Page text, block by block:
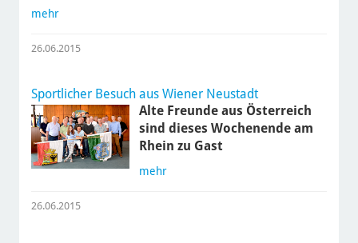
mehr
26.06.2015
Sportlicher Besuch aus Wiener Neustadt
Alte Freunde aus Österreich
sind dieses Wochenende am
Rhein zu Gast
mehr
26.06.2015